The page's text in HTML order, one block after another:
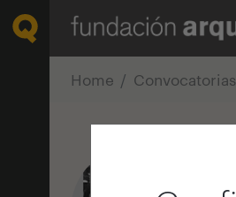
Home Convocatorias